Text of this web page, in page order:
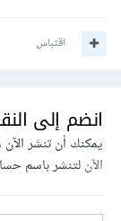
اقتباس
انضم إلى
يمكنك أن تنشر
الآنلتنشر باسم